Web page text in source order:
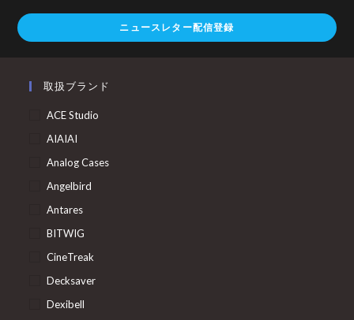
ニュースレター配信登録
取扱ブランド
ACE Studio
AIAIAI
Analog Cases
Angelbird
Antares
BITWIG
CineTreak
Decksaver
Dexibell